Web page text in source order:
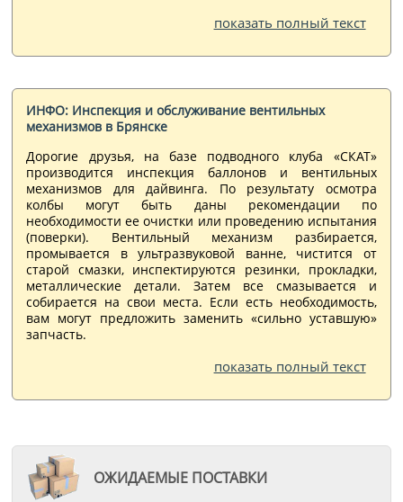
показать полный текст
ИНФО: Инспекция и обслуживание вентильных
механизмов в Брянске
Дорогие друзья, на базе подводного клуба «СКАТ»
производится инспекция баллонов и вентильных
механизмов для дайвинга. По результату осмотра
колбы могут быть даны рекомендации по
необходимости ее очистки или проведению испытания
(поверки). Вентильный механизм разбирается,
промывается в ультразвуковой ванне, чистится от
старой смазки, инспектируются резинки, прокладки,
металлические детали. Затем все смазывается и
собирается на свои места. Если есть необходимость,
вам могут предложить заменить «сильно уставшую»
запчасть.
показать полный текст
ОЖИДАЕМЫЕ ПОСТАВКИ